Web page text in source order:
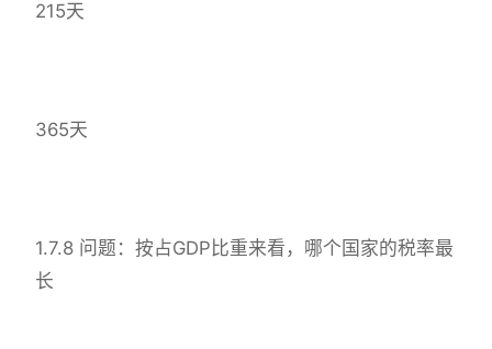
215天
365天
1.7.8 问题：按占GDP比重来看，哪个国家的税率最
长